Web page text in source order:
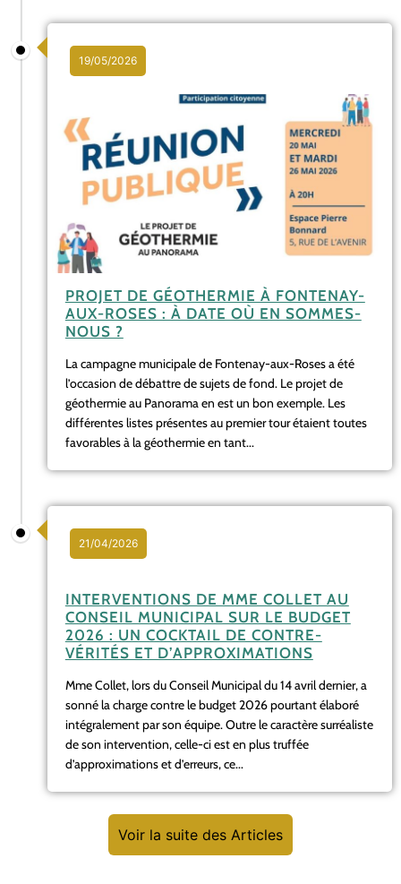
19/05/2026
PROJET DE GÉOTHERMIE À FONTENAY-
AUX-ROSES : À DATE OÙ EN SOMMES-
NOUS ?
La campagne municipale de Fontenay-aux-Roses a été
l’occasion de débattre de sujets de fond. Le projet de
géothermie au Panorama en est un bon exemple. Les
différentes listes présentes au premier tour étaient toutes
favorables à la géothermie en tant...
21/04/2026
INTERVENTIONS DE MME COLLET AU
CONSEIL MUNICIPAL SUR LE BUDGET
2026 : UN COCKTAIL DE CONTRE-
VÉRITÉS ET D’APPROXIMATIONS
Mme Collet, lors du Conseil Municipal du 14 avril dernier, a
sonné la charge contre le budget 2026 pourtant élaboré
intégralement par son équipe. Outre le caractère surréaliste
de son intervention, celle-ci est en plus truffée
d’approximations et d’erreurs, ce...
Voir la suite des Articles